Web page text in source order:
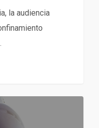
la audiencia